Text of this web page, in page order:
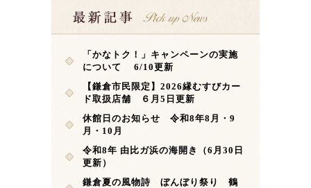
「かなトク！」キャンペーンの実施
について 6/10更新
【鎌倉市民限定】2026縁むすびカー
ド取扱店舗 ６月5日更新
休館日のお知らせ 令和8年8月・9
月・10月
令和8年 由比ガ浜の海開き（6月30日
更新）
鎌倉夏の風物詩 ぼんぼり祭り 鶴